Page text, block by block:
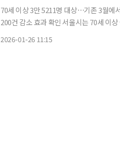
70세 이상 3만 5211명 대상⋯기존 3월에
200건 감소 효과 확인 서울시는 70세 이상 어르신의 운전면허 자진 반납을 지원하는 ‘어르신
2026-01-26 11:15